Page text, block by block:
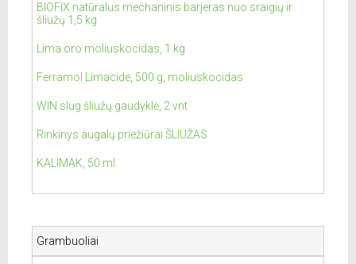
BIOFIX natūralus mechaninis barjeras nuo sraigių ir
šliužų 1,5 kg
Lima oro moliuskocidas, 1 kg
Ferramol Limacide, 500 g, moliuskocidas
WIN slug šliužų gaudyklė, 2 vnt
Rinkinys augalų priežiūrai ŠLIUŽAS
KALIMAK, 50 ml
Grambuoliai